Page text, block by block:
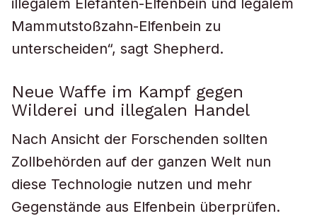
illegalem Elefanten-Elfenbein und legalem
Mammutstoßzahn-Elfenbein zu
unterscheiden“, sagt Shepherd.
Neue Waffe im Kampf gegen
Wilderei und illegalen Handel
Nach Ansicht der Forschenden sollten
Zollbehörden auf der ganzen Welt nun
diese Technologie nutzen und mehr
Gegenstände aus Elfenbein überprüfen.